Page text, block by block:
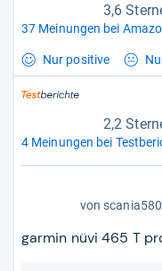
3,6
37 Meinungen bei
Nur positive
2,2
4 Meinungen bei
5
Sternen
von scania580
garmin nüvi 465 T